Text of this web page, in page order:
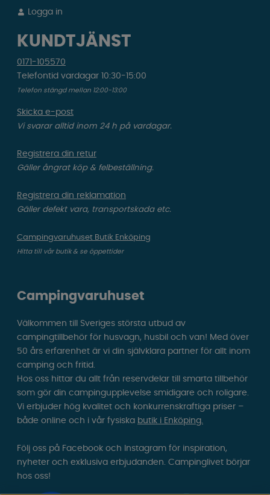
Logga in
KUNDTJÄNST
0171-105570
Telefontid vardagar 10:30-15:00
Telefon stängd mellan 12:00-13:00
Skicka e-post
Vi svarar alltid inom 24 h på vardagar.
Registrera din retur
Gäller ångrat köp & felbeställning.
Registrera din reklamation
Gäller defekt vara, transportskada etc.
Campingvaruhuset Butik Enköping
Hitta till vår butik & se öppettider
Campingvaruhuset
Välkommen till Sveriges största utbud av
campingtillbehör för husvagn, husbil och van! Med över
50 års erfarenhet är vi din självklara partner för allt inom
camping och fritid.
Hos oss hittar du allt från reservdelar till smarta tillbehör
som gör din campingupplevelse smidigare och roligare.
Vi erbjuder hög kvalitet och konkurrenskraftiga priser –
både online och i vår fysiska butik i Enköping.
Följ oss på Facebook och Instagram för inspiration,
nyheter och exklusiva erbjudanden. Campinglivet börjar
hos oss!